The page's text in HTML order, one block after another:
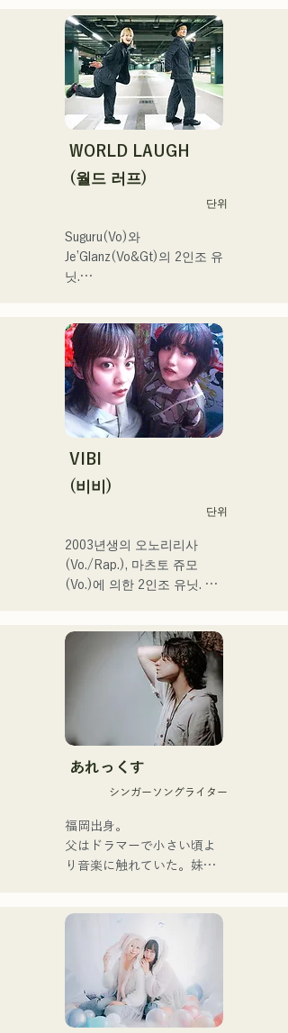
로움이나 갈등에 다가가는
가사, 귀에 남는 기타 리프를
의식해, 듣는 사람의 마음에
새겨지는 듯한 사운드 만들
기를 목표로 하고 있다.
WORLD LAUGH
(월드 러프)
단위
Suguru(Vo)와
Je’Glanz(Vo&Gt)의 2인조 유
닛.
정력적으로 활동 중.
SNS 동영상 총 재생수 350
만회 재생 넘어, SNS총 팔로
워 11.9만명 돌파!
또한 2024 년 제 106 회 전
국 고등학교 야구 선수권 대
회
J:COM 후쿠오카•구마모토•
시모노세키의 테마송 등에도
발탁되어 향후가 큰 주목의
VIBI
(비비)
단위
2003년생의 오노리리사
(Vo./Rap.), 마츠토 쥬모
(Vo.)에 의한 2인조 유닛. 부
따뜻하고 심지가 있는 가성
으로 듣는 사람의 마음에 부
드럽게 다가오는 곡을 제작
1st 싱글 「잡으로 접어」를
2025년 1월 23일에 릴리스
드 편성 등 다양한 형태로 음
악을 표현한다.
녹음과 라이브 지원에는 지
의 오오츠키(Dr.), the
perfect me의 후루히로 유야
(Gt.), xanadoo의 S0.(Ba.)를
맞아 활동을 한다.
【NEW SINGLE】
あれっくす
シンガーソングライター
福岡出身。
父はドラマーで小さい頃よ
り音楽に触れていた。妹
家族で音楽を楽しむミュー
ジックファミリー。
10代後半にアメリカへ4年
半留学。
現在はLOVE FMの"music
×serendipity"でラジオDJを